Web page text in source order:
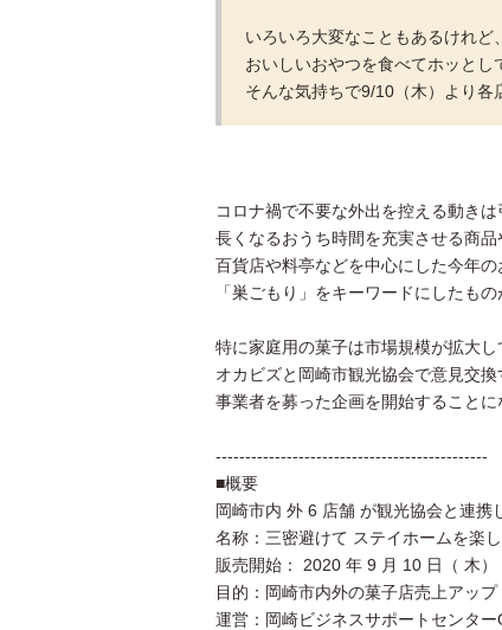
いろいろ大変なこともあるけれど、
おいしいおやつを食べてホッとし
そんな気持ちで9/10（木）より各
コロナ禍で不要な外出を控える動きは
長くなるおうち時間を充実させる商品
百貨店や料亭などを中心にした今年の
「巣ごもり」をキーワードにしたも
特に家庭用の菓子は市場規模が拡大し
オカビズと岡崎市観光協会で意見交換
事業者を募った企画を開始することに
----------------------------------------------
■概要
岡崎市内 外 6 店舗 が観光協会と連
名称：三密避けて ステイホームを楽
販売開始： 2020 年 9 月 10 日（ 木）
目的：岡崎市内外の菓子店売上アッ
運営：岡崎ビジネスサポートセンタ